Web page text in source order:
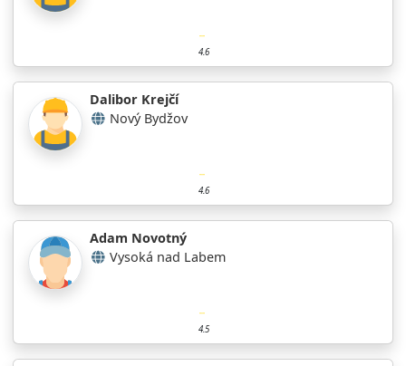
4.6
Dalibor Krejčí
Nový Bydžov
4.6
Adam Novotný
Vysoká nad Labem
4.5